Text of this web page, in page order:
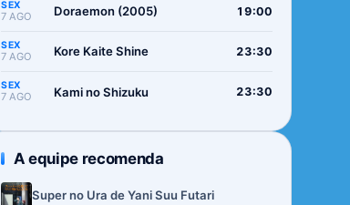
SEX
7 AGO Doraemon (2005) 19:00
SEX
7 AGO Kore Kaite Shine 23:30
SEX
7 AGO Kami no Shizuku 23:30
A equipe recomenda
Super no Ura de Yani Suu Futari